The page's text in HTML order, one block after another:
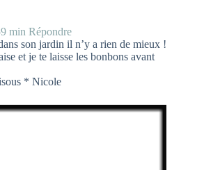
min Répondre
son jardin il n’y a rien de mieux !
et je te laisse les bonbons avant
* Nicole